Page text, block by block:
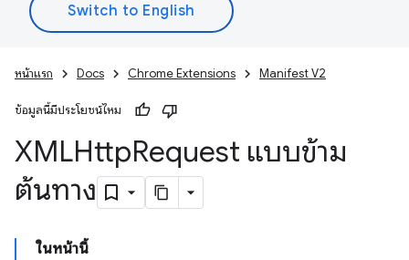
หน้าแรก Docs Chrome Extensions Manifest V2
ข้อมูลนี้มีประโยชน์ไหม
XMLHttpRequest แบบข้าม
ต้นทาง
ในหน้านี้